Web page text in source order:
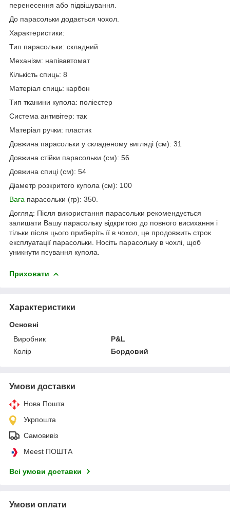
перенесення або підвішування.
До парасольки додається чохол.
Характеристики:
Тип парасольки: складний
Механізм: напівавтомат
Кількість спиць: 8
Матеріал спиць: карбон
Тип тканини купола: поліестер
Система антивітер: так
Матеріал ручки: пластик
Довжина парасольки у складеному вигляді (см): 31
Довжина стійки парасольки (см): 56
Довжина спиці (см): 54
Діаметр розкритого купола (см): 100
Вага парасольки (гр): 350.
Догляд: Після використання парасольки рекомендується
залишати Вашу парасольку відкритою до повного висихання і
тільки після цього приберіть її в чохол, це продовжить строк
експлуатації парасольки. Носіть парасольку в чохлі, щоб
уникнути псування купола.
Приховати
Характеристики
Основні
Виробник
P&L
Колір
Бордовий
Умови доставки
Нова Пошта
Укрпошта
Самовивіз
Meest ПОШТА
Всі умови доставки
Умови оплати